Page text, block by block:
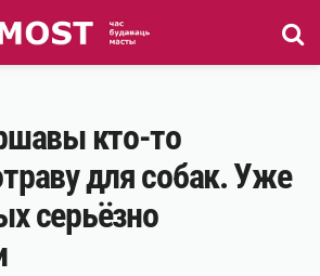
кто-то
для собак. Уже
серьёзно